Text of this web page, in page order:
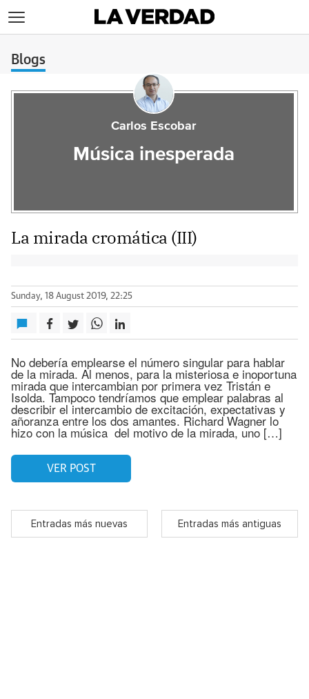
Blogs
Carlos Escobar
Música inesperada
La mirada cromática (III)
Sunday, 18 August 2019, 22:25
No debería emplearse el número singular para hablar
de la mirada. Al menos, para la misteriosa e inoportuna
mirada que intercambian por primera vez Tristán e
Isolda. Tampoco tendríamos que emplear palabras al
describir el intercambio de excitación, expectativas y
añoranza entre los dos amantes. Richard Wagner lo
hizo con la música del motivo de la mirada, uno […]
VER POST
Entradas más nuevas Entradas más antiguas